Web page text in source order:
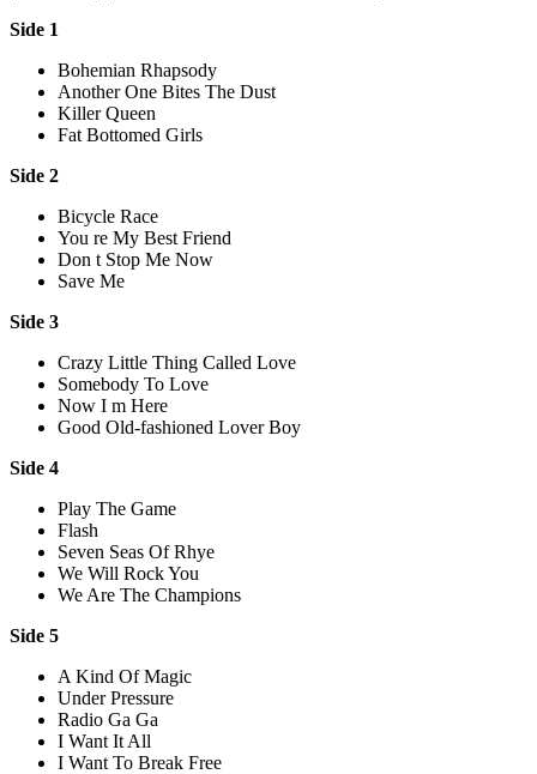
Side 1
Bohemian Rhapsody
Another One Bites The Dust
Killer Queen
Fat Bottomed Girls
Side 2
Bicycle Race
You re My Best Friend
Don t Stop Me Now
Save Me
Side 3
Crazy Little Thing Called Love
Somebody To Love
Now I m Here
Good Old-fashioned Lover Boy
Side 4
Play The Game
Flash
Seven Seas Of Rhye
We Will Rock You
We Are The Champions
Side 5
A Kind Of Magic
Under Pressure
Radio Ga Ga
I Want It All
I Want To Break Free